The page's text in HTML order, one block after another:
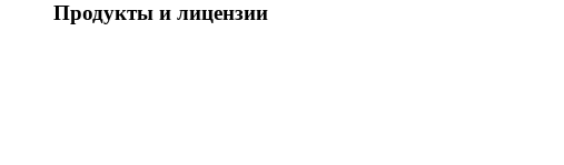
Продукты и лицензии